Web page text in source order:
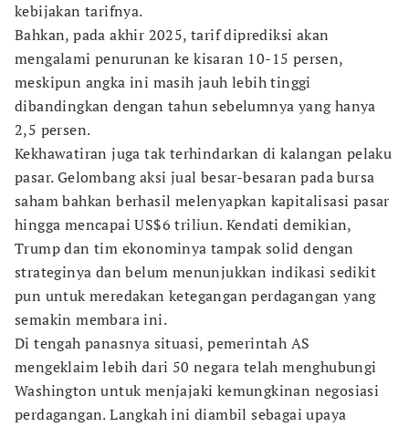
kebijakan tarifnya.
Bahkan, pada akhir 2025, tarif diprediksi akan
mengalami penurunan ke kisaran 10-15 persen,
meskipun angka ini masih jauh lebih tinggi
dibandingkan dengan tahun sebelumnya yang hanya
2,5 persen.
Kekhawatiran juga tak terhindarkan di kalangan pelaku
pasar. Gelombang aksi jual besar-besaran pada bursa
saham bahkan berhasil melenyapkan kapitalisasi pasar
hingga mencapai US$6 triliun. Kendati demikian,
Trump dan tim ekonominya tampak solid dengan
strateginya dan belum menunjukkan indikasi sedikit
pun untuk meredakan ketegangan perdagangan yang
semakin membara ini.
Di tengah panasnya situasi, pemerintah AS
mengeklaim lebih dari 50 negara telah menghubungi
Washington untuk menjajaki kemungkinan negosiasi
perdagangan. Langkah ini diambil sebagai upaya